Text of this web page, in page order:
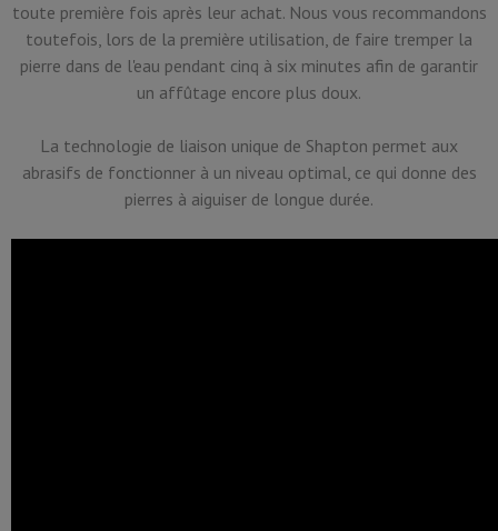
toute première fois après leur achat. Nous vous recommandons
toutefois, lors de la première utilisation, de faire tremper la
pierre dans de l'eau pendant cinq à six minutes afin de garantir
un affûtage encore plus doux.
La technologie de liaison unique de Shapton permet aux
abrasifs de fonctionner à un niveau optimal, ce qui donne des
pierres à aiguiser de longue durée.